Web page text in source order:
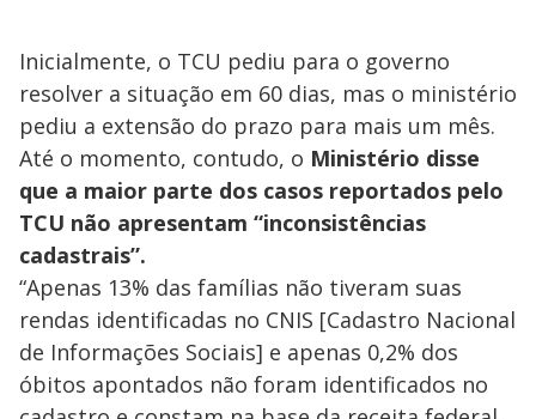
Inicialmente, o TCU pediu para o governo
resolver a situação em 60 dias, mas o ministério
pediu a extensão do prazo para mais um mês.
Até o momento, contudo, o Ministério disse
que a maior parte dos casos reportados pelo
TCU não apresentam “inconsistências
cadastrais”.
“Apenas 13% das famílias não tiveram suas
rendas identificadas no CNIS [Cadastro Nacional
de Informações Sociais] e apenas 0,2% dos
óbitos apontados não foram identificados no